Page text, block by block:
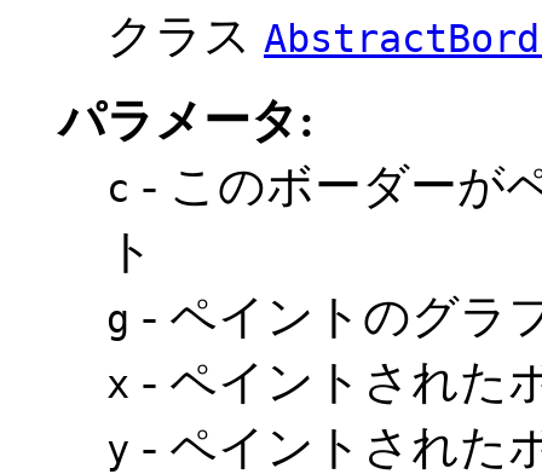
クラス
パラメータ:
c - このボーダーが
ト
g - ペイントのグラ
x - ペイントされた
y - ペイントされた